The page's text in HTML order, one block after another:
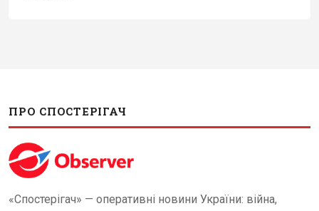
ПРО СПОСТЕРІГАЧ
«Спостерігач» — оперативні новини України: війна,